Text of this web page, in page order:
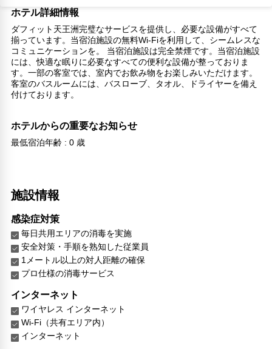
ホテル詳細情報
ダフィット天王洲完璧なサービスを提供し、必要な設備がすべて
揃っています。当宿泊施設の無料Wi-Fiを利用して、シームレスな
コミュニケーションを。 当宿泊施設は完全禁煙です。当宿泊施設
には、快適な眠りに必要なすべての便利な設備が整っておりま
す。一部の客室では、室内でお飲み物をお楽しみいただけます。
客室のバスルームには、バスローブ、タオル、ドライヤーを備え
付けております。
ホテルからの重要なお知らせ
最低宿泊年齢 : 0 歳
施設情報
感染症対策
毎日共用エリアの消毒を実施
安全対策・手順を熟知した従業員
1メートル以上の対人距離の確保
プロ仕様の消毒サービス
インターネット
ワイヤレス インターネット
Wi-Fi（共有エリア内）
インターネット